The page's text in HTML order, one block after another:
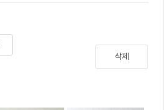
삭제